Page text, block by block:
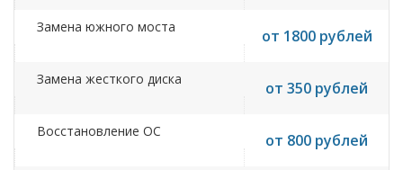
Замена южного моста от 1800 рублей
Замена жесткого диска от 350 рублей
Восстановление ОС от 800 рублей